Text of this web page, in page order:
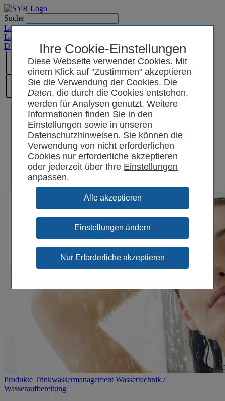
Ihre Cookie-Einstellungen
Diese Webseite verwendet Cookies. Mit
einem Klick auf "Zustimmen" akzeptieren
Sie die Verwendung der Cookies. Die
Daten, die durch die Cookies entstehen,
werden für Analysen genutzt. Weitere
Informationen finden Sie in den
Einstellungen sowie in unseren
Datenschutzhinweisen. Sie können die
Verwendung von nicht erforderlichen
Cookies
oder jederzeit über Ihre Einstellungen
anpassen.
Einstellungen ändern
Suche
Login SYRCode²
Login SYR Connect
DE
CN / PL
Produkte Trinkwassermanagement Wassertechnik /
Wasseraufbereitung